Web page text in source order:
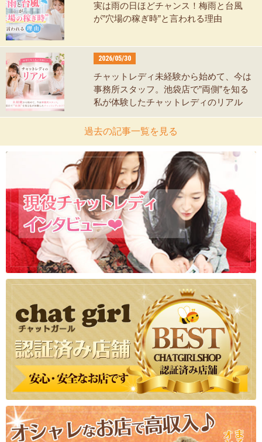
実は雨の日ほどチャンス！梅雨と台風
が”穴場の稼ぎ時”と言われる理由
2026/05/30
チャットレディ未経験から始めて、今は
事務所スタッフ。池袋店で”両側”を知る
私が体験したチャットレディのリアル
過去の記事一覧を見る